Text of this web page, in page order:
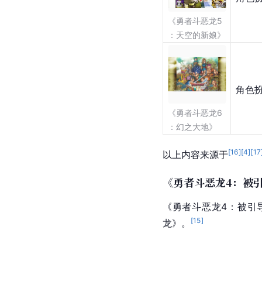
《勇者斗恶龙5
：天空的新娘》
《勇者斗恶龙6
：幻之大地》
角色
以上内容来源于[16][4][17
《勇者斗恶龙4：被
《勇者斗恶龙4：被
龙》。
[15]